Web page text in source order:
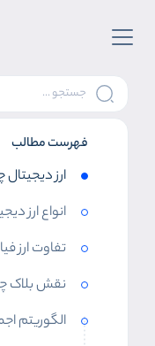
فهرست مطالب
ارز
انواع ارز
تفاوت ارز
نقش بلاک
الگوریتم